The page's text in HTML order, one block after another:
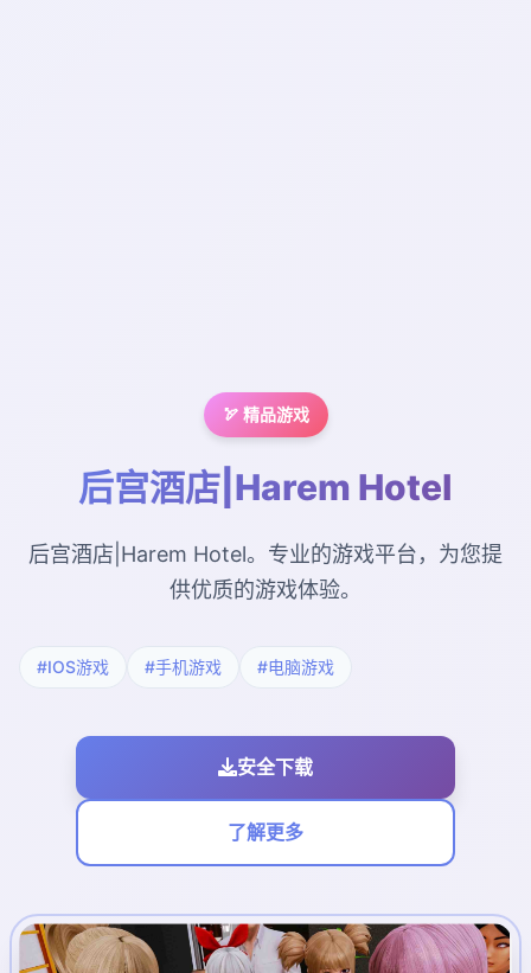
🏹 精品游戏
后宫酒店|Harem Hotel
后宫酒店|Harem Hotel。专业的游戏平台，为您提
供优质的游戏体验。
#IOS游戏 #手机游戏 #电脑游戏
安全下载
了解更多